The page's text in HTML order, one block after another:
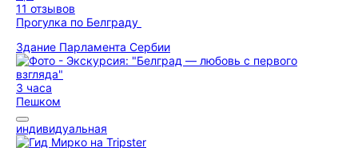
11 отзывов
Прогулка по Белграду
Здание Парламента Сербии
3 часа
Пешком
индивидуальная